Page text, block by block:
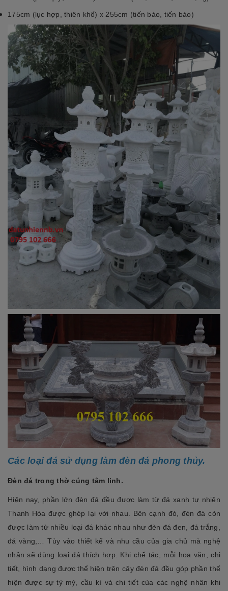
175cm (lục hợp, thiên khố) x 255cm (tiến bảo, tiến bảo)
Các loại đá sử dụng làm đèn đá phong thủy.
Đèn đá trong thờ cúng tâm linh.
Hiện nay, phần lớn đèn đá đều được làm từ đá xanh tự nhiên
Thanh Hóa được ghép lại với nhau. Bên cạnh đó, đèn đá còn
được làm từ nhiều loại đá khác nhau như đèn đá đen, đá trắng,
đá vàng,… Tùy vào thiết kế và nhu cầu của gia chủ mà nghệ
nhân sẽ dùng loại đá thích hợp. Khi chế tác, mỗi hoa văn, chi
tiết, hình dạng được thể hiện trên cây đèn đá đều góp phần thể
hiện được sự tỷ mỷ, cầu kì và chi tiết của các nghệ nhân khi